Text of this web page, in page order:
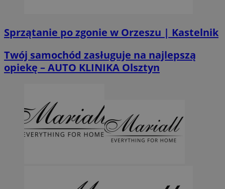
Sprzątanie po zgonie w Orzeszu | Kastelnik
Twój samochód zasługuje na najlepszą
opiekę – AUTO KLINIKA Olsztyn